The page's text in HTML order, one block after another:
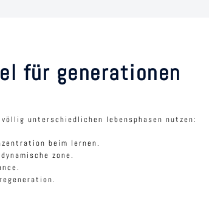
für generationen
unterschiedlichen lebensphasen nutzen:
beim lernen.
zone.